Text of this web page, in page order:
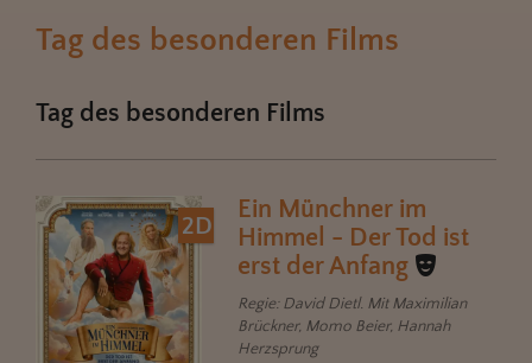
Tag des besonderen Films
Tag des besonderen Films
2D
Ein Münchner im
Himmel - Der Tod ist
erst der Anfang
Regie: David Dietl. Mit Maximilian
Brückner, Momo Beier, Hannah
Herzsprung